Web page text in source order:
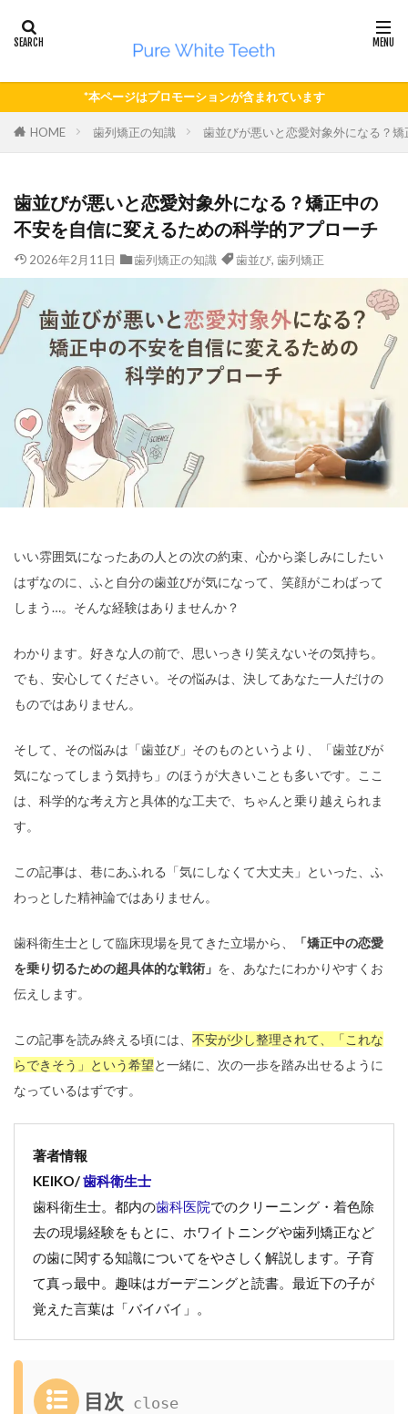
*本ページはプロモーションが含まれています
HOME 歯列矯正の知識 歯並びが悪いと恋愛対象外になる？
歯並びが悪いと恋愛対象外になる？矯正中の
不安を自信に変えるための科学的アプローチ
2026年2月11日 歯列矯正の知識 歯並び, 歯列矯正
いい雰囲気になったあの人との次の約束、心から楽しみにしたい
はずなのに、ふと自分の歯並びが気になって、笑顔がこわばって
しまう…。そんな経験はありませんか？
わかります。好きな人の前で、思いっきり笑えないその気持ち。
でも、安心してください。その悩みは、決してあなた一人だけの
ものではありません。
そして、その悩みは「歯並び」そのものというより、「歯並びが
気になってしまう気持ち」のほうが大きいことも多いです。ここ
は、科学的な考え方と具体的な工夫で、ちゃんと乗り越えられま
す。
この記事は、巷にあふれる「気にしなくて大丈夫」といった、ふ
わっとした精神論ではありません。
歯科衛生士として臨床現場を見てきた立場から、
「矯正中の恋愛
を乗り切るための超具体的な戦術」 を、あなたにわかりやすくお
伝えします。
この記事を読み終える頃には、 不安が少し整理されて、「これな
らできそう」という希望と一緒に、次の一歩を踏み出せるように
なっているはずです。
著者情報
KEIKO/歯科衛生士
歯科衛生士。都内の歯科医院でのクリーニング・着色除
去の現場経験をもとに、ホワイトニングや歯列矯正など
の歯に関する知識についてをやさしく解説します。子育
て真っ最中。趣味はガーデニングと読書。最近下の子が
覚えた言葉は「バイバイ」。
目次